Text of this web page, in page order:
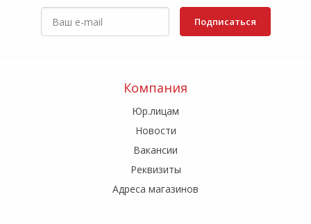
Подписаться
Компания
Юр.лицам
Новости
Вакансии
Реквизиты
Адреса магазинов